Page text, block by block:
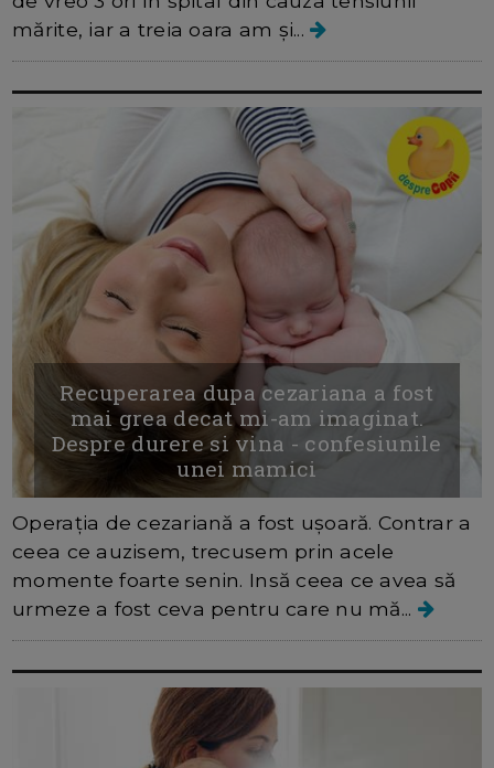
mărite, iar a treia oara am și...
Recuperarea dupa cezariana a fost
mai grea decat mi-am imaginat.
Despre durere si vina - confesiunile
unei mamici
Operația de cezariană a fost ușoară. Contrar a
ceea ce auzisem, trecusem prin acele
momente foarte senin. Insă ceea ce avea să
urmeze a fost ceva pentru care nu mă...